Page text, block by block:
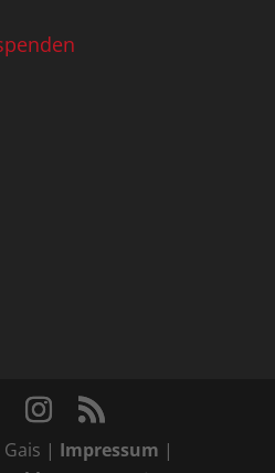
Gais | Impressum |